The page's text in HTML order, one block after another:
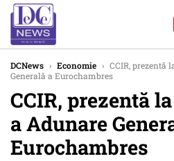
DCNews › Economie › CCIR, prezentă
Generală a Eurochambres
CCIR, prezentă
a Adunare
Eurochambres